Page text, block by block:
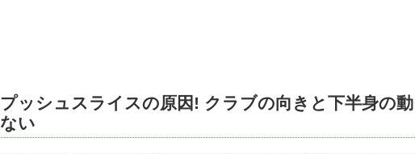
プッシュスライスの原因! クラブの向きと下半身の
ない